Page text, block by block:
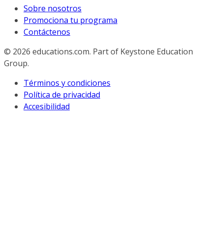
Sobre nosotros
Promociona tu programa
Contáctenos
© 2026 educations.com. Part of Keystone Education
Group.
Términos y condiciones
Política de privacidad
Accesibilidad